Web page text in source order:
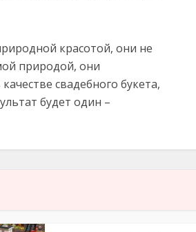
красотой, они не
природой, они
свадебного букета,
будет один –